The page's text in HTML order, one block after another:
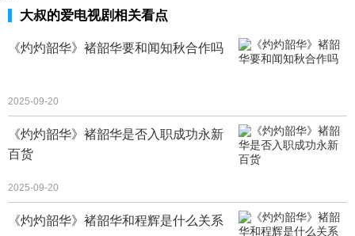
大叔的爱电视剧相关看点
《灼灼韶华》褚韶华要和闻知秋合作吗
2025-09-20
《灼灼韶华》褚韶华是否入职成功永新
百货
2025-09-20
《灼灼韶华》褚韶华和程辉是什么关系